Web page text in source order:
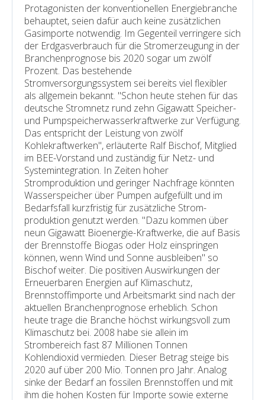
Protagonisten der konventionellen Energiebranche
behauptet, seien dafür auch keine zusätzlichen
Gasimporte notwendig. Im Gegenteil verringere sich
der Erdgasverbrauch für die Stromerzeugung in der
Branchen­prognose bis 2020 sogar um zwölf
Prozent. Das bestehende
Stromversorgungssystem sei bereits viel flexibler
als allgemein bekannt. "Schon heute stehen für das
deutsche Stromnetz rund zehn Gigawatt Speicher-
und Pumpspeicherwasserkraftwerke zur Verfügung.
Das entspricht der Leistung von zwölf
Kohlekraftwerken", erläuterte Ralf Bischof, Mitglied
im BEE-Vorstand und zuständig für Netz- und
Systemintegration. In Zeiten hoher
Stromproduktion und geringer Nachfrage könnten
Wasserspeicher über Pumpen aufgefüllt und im
Bedarfsfall kurzfristig für zusätzliche Strom­
produktion genutzt werden. "Dazu kommen über
neun Gigawatt Bioenergie-Kraftwerke, die auf Basis
der Brennstoffe Biogas oder Holz einspringen
können, wenn Wind und Sonne ausbleiben" so
Bischof weiter. Die positiven Auswirkungen der
Erneuerbaren Energien auf Klimaschutz,
Brennstoffimporte und Arbeitsmarkt sind nach der
aktuellen Branchenprognose erheblich. Schon
heute trage die Branche höchst wirkungsvoll zum
Klimaschutz bei. 2008 habe sie allein im
Strombereich fast 87 Millionen Tonnen
Kohlendioxid vermieden. Dieser Betrag steige bis
2020 auf über 200 Mio. Tonnen pro Jahr. Analog
sinke der Bedarf an fossilen Brennstoffen und mit
ihm die hohen Kosten für Importe sowie externe